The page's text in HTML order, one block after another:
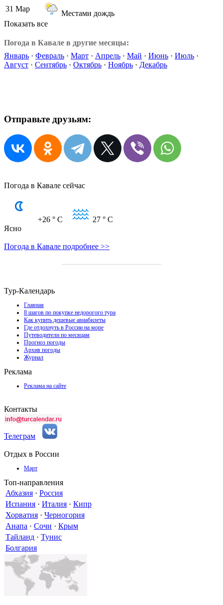
31 Мар
Местами дождь
Показать все
Погода в Кавале в другие месяцы:
Январь · Февраль · Март · Апрель · Май · Июнь · Июль ·
Август · Сентябрь · Октябрь · Ноябрь · Декабрь
Отправьте друзьям:
Погода в Кавале сейчас
+26 ° C 27 ° C
Ясно
Погода в Кавале подробнее >>
Тур-Календарь
Главная
8 шагов по покупке недорогого тура
Как купить дешевые авиабилеты
Где отдохнуть в России на море
Путеводители по месяцам
Прогноз погоды
Архив погоды
Журнал
Реклама
Реклама на сайте
Контакты
Телеграм
Отдых в России
Март
Топ-направления
Абхазия · Россия
Испания · Италия · Кипр
Хорватия · Черногория
Анапа · Сочи · Крым
Тайланд · Тунис
Болгария